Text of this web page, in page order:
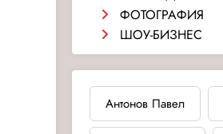
ФОТОГРАФИЯ
ШОУ-БИЗНЕС
Антонов Павел